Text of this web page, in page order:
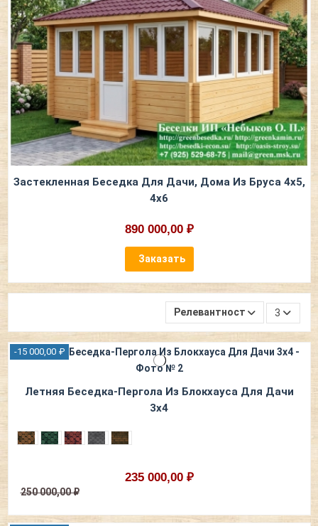
Застекленная Беседка Для Дачи, Дома Из Бруса 4х5,
4х6
890 000,00 ₽
Заказать
Релевантность 3
-15 000,00 ₽
Летняя Беседка-Пергола Из Блокхауса Для Дачи
3х4
235 000,00 ₽
250 000,00 ₽